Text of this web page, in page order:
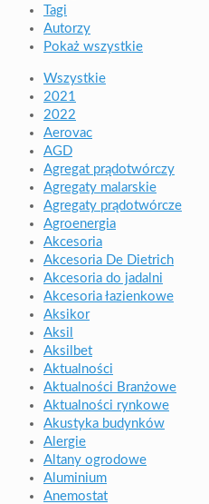
Tagi
Autorzy
Pokaż wszystkie
Wszystkie
2021
2022
Aerovac
AGD
Agregat prądotwórczy
Agregaty malarskie
Agregaty prądotwórcze
Agroenergia
Akcesoria
Akcesoria De Dietrich
Akcesoria do jadalni
Akcesoria łazienkowe
Aksikor
Aksil
Aksilbet
Aktualności
Aktualności Branżowe
Aktualności rynkowe
Akustyka budynków
Alergie
Altany ogrodowe
Aluminium
Anemostat